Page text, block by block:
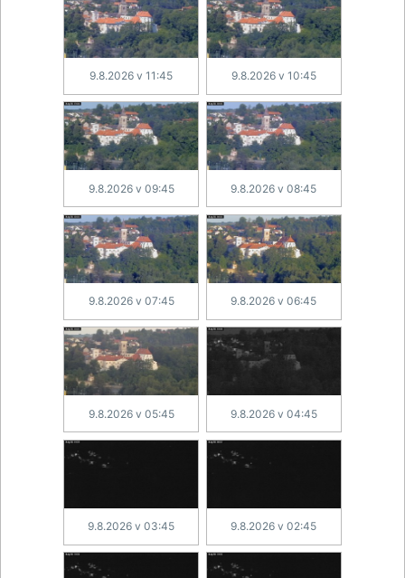
9.8.2026 v 11:45 9.8.2026 v 10:45
9.8.2026 v 09:45 9.8.2026 v 08:45
9.8.2026 v 07:45 9.8.2026 v 06:45
9.8.2026 v 05:45 9.8.2026 v 04:45
9.8.2026 v 03:45 9.8.2026 v 02:45